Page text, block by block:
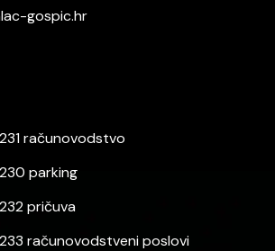
gospic.hr
računovodstvo
parking
pričuva
računovodstveni poslovi